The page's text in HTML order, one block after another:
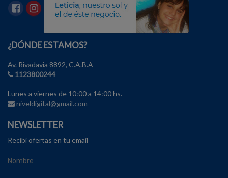
¿DÓNDE ESTAMOS?
Av. Rivadavia 8892, C.A.B.A
1123800244
Lunes a viernes de 10:00 a 14:00 hs.
niveldigital@gmail.com
NEWSLETTER
Recibí ofertas en tu email